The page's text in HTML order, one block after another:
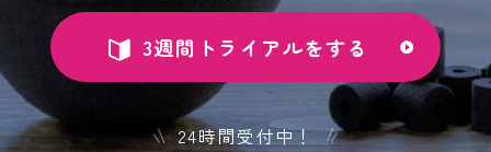
3週間トライアルをする
24時間受付中！